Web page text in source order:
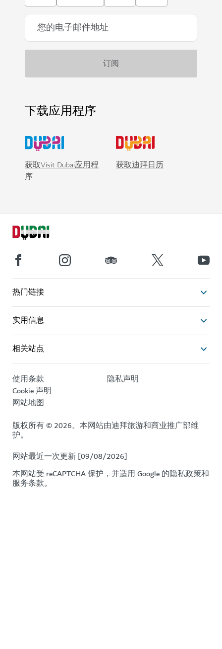
下载应用程序
获取Visit Dubai应用程
序
获取迪拜日历
热门链接
实用信息
相关站点
使用条款
隐私声明
Cookie 声明
网站地图
版权所有 © 2026。本网站由迪拜旅游和商业推广部维
护。
网站最近一次更新 [09/08/2026]
本网站受 reCAPTCHA 保护，并适用 Google 的隐私政策和
服务条款。